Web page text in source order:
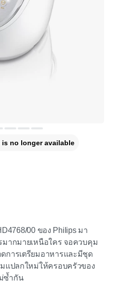
00 ของ Philips มา
ากมายเหนือใคร จอควบคุม
การเตรียมอาหารและมีชุด
แปลกใหม่ให้ครอบครัวของ
ซ้ำกัน
no longer available